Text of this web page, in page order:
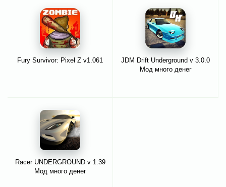
Fury Survivor: Pixel Z v1.061
JDM Drift Underground v 3.0.0
Мод много денег
Racer UNDERGROUND v 1.39
Мод много денег